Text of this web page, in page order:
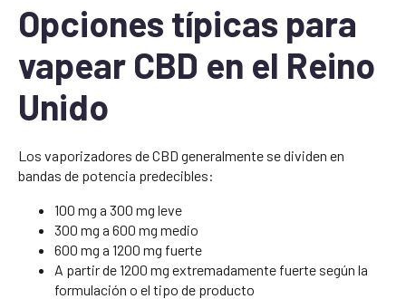
Opciones típicas para
vapear CBD en el Reino
Unido
Los vaporizadores de CBD generalmente se dividen en
bandas de potencia predecibles:
100 mg a 300 mg leve
300 mg a 600 mg medio
600 mg a 1200 mg fuerte
A partir de 1200 mg extremadamente fuerte según la
formulación o el tipo de producto